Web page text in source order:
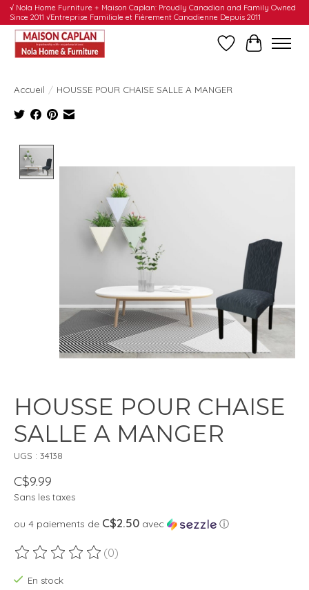
√ Nola Home Furniture + Maison Caplan: Proudly Canadian and Family Owned
Since 2011 √Entreprise Familiale et Fièrement Canadienne Depuis 2011
Liste dePanier
Accueil / HOUSSE POUR CHAISE SALLE A MANGER
HOUSSE POUR CHAISE
SALLE A MANGER
UGS : 34138
C$9.99
Sans les taxes
ou 4 paiements de C$2.50 avec ⓘ
Ce produit est évalué à
(0)
En stock